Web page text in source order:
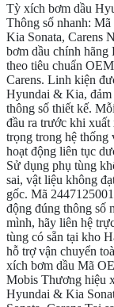
Tỳ xích bơm dầu
Thông số nhanh:
Kia Sonata, Carens
bơm dầu chính
theo tiêu chuẩn
Carens. Linh kiện
Hyundai & Kia, đảm
thông số thiết kế.
đầu ra trước khi
trọng trong hệ thống
hoạt động liên tục
Sử dụng phụ tùng
sai, vật liệu không
gốc. Mã
động đúng thông số
mình, hãy liên hệ
tùng có sẵn tại kho
hỗ trợ vận chuyển
xích bơm dầu Mã
Mobis Thương hiệu
Hyundai & Kia